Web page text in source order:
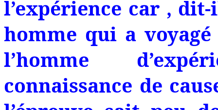
l’expérience car ,
homme qui a
l’homme
connaissance de